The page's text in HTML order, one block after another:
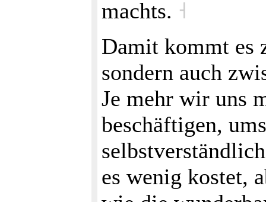
machts. ˧
Damit kommt es
sondern auch
Je mehr wir uns
beschäftigen,
es wenig kostet,